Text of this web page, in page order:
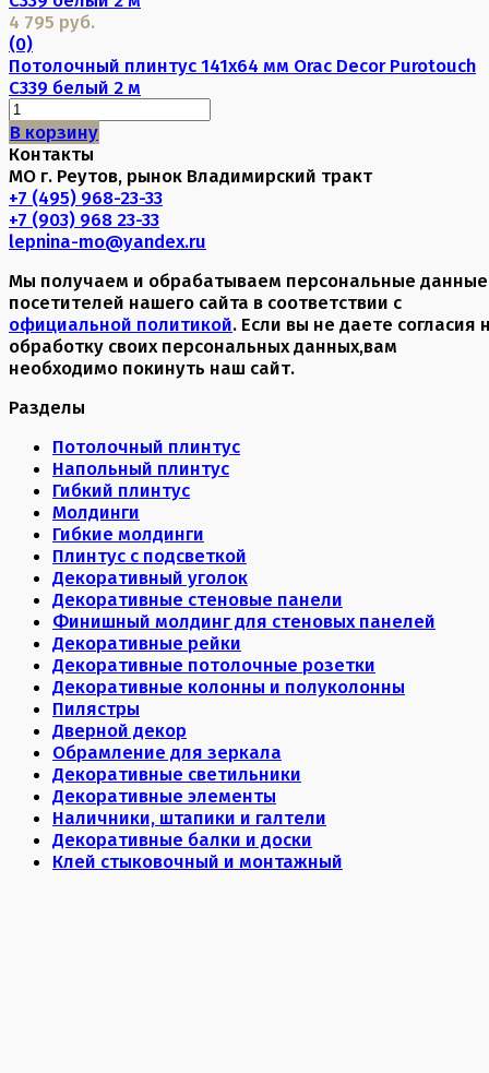
4 795 руб.
(0)
Потолочный плинтус 141х64 мм Orac Decor Purotouch
C339 белый 2 м
В корзину
Контакты
МО г. Реутов, рынок Владимирский тракт
+7 (495) 968-23-33
+7 (903) 968 23-33
lepnina-mo@yandex.ru
Мы получаем и обрабатываем персональные данные
посетителей нашего сайта в соответствии с
официальной политикой. Если вы не даете согласия
обработку своих персональных данных,вам
необходимо покинуть наш сайт.
Разделы
Потолочный плинтус
Напольный плинтус
Гибкий плинтус
Молдинги
Гибкие молдинги
Плинтус с подсветкой
Декоративный уголок
Декоративные стеновые панели
Финишный молдинг для стеновых панелей
Декоративные рейки
Декоративные потолочные розетки
Декоративные колонны и полуколонны
Пилястры
Дверной декор
Обрамление для зеркала
Декоративные светильники
Декоративные элементы
Наличники, штапики и галтели
Декоративные балки и доски
Клей стыковочный и монтажный